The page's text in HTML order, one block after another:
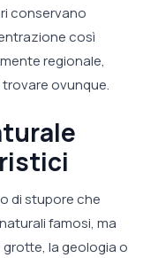
conservano
così
regionale,
ovunque.
di stupore che
famosi, ma
grotte, la geologia o